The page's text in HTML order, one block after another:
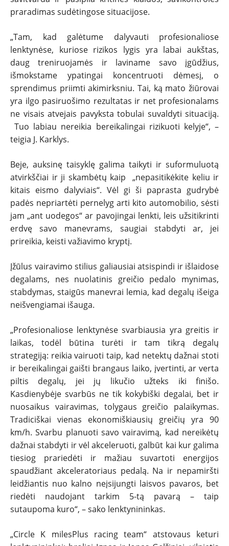
praradimas sudėtingose situacijose.
„Tam, kad galėtume dalyvauti profesionaliose
lenktynėse, kuriose rizikos lygis yra labai aukštas,
daug treniruojamės ir laviname savo įgūdžius,
išmokstame ypatingai koncentruoti dėmesį, o
sprendimus priimti akimirksniu. Tai, ką mato žiūrovai
yra ilgo pasiruošimo rezultatas ir net profesionalams
ne visais atvejais pavyksta tobulai suvaldyti situaciją.
Tuo labiau nereikia bereikalingai rizikuoti kelyje“, –
teigia J. Karklys.
Beje, auksinę taisyklę galima taikyti ir suformuluotą
atvirkščiai ir ji skambėtų kaip „nepasitikėkite keliu ir
kitais eismo dalyviais“. Vėl gi ši paprasta gudrybė
padės nepriartėti pernelyg arti kito automobilio, sėsti
jam „ant uodegos“ ar pavojingai lenkti, leis užsitikrinti
erdvę savo manevrams, saugiai stabdyti ar, jei
prireikia, keisti važiavimo kryptį.
Įžūlus vairavimo stilius galiausiai atsispindi ir išlaidose
degalams, nes nuolatinis greičio pedalo mynimas,
stabdymas, staigūs manevrai lemia, kad degalų išeiga
neišvengiamai išauga.
„Profesionaliose lenktynėse svarbiausia yra greitis ir
laikas, todėl būtina turėti ir tam tikrą degalų
strategiją: reikia vairuoti taip, kad netektų dažnai stoti
ir bereikalingai gaišti brangaus laiko, įvertinti, ar verta
piltis degalų, jei jų likučio užteks iki finišo.
Kasdienybėje svarbūs ne tik kokybiški degalai, bet ir
nuosaikus vairavimas, tolygaus greičio palaikymas.
Tradiciškai vienas ekonomiškiausių greičių yra 90
km/h. Svarbu planuoti savo vairavimą, kad nereikėtų
dažnai stabdyti ir vėl akceleruoti, galbūt kai kur galima
tiesiog prariedėti ir mažiau suvartoti energijos
spaudžiant akceleratoriaus pedalą. Na ir nepamiršti
leidžiantis nuo kalno neįsijungti laisvos pavaros, bet
riedėti naudojant tarkim 5-tą pavarą – taip
sutaupoma kuro“, – sako lenktynininkas.
„Circle K milesPlus racing team“ atstovaus keturi